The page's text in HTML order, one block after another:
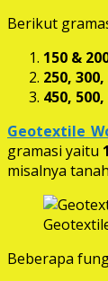
Berikut
150 &
250,
450,
Geotextile
gramasi yaitu
misalnya
Beberapa